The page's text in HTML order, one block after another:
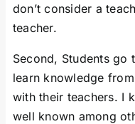
don’t consider a
teacher.
Second, Students go
learn knowledge
with their teachers. I
well known among